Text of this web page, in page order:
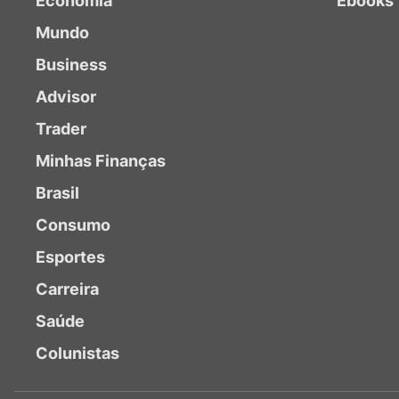
Mundo
Business
Advisor
Trader
Minhas Finanças
Brasil
Consumo
Esportes
Carreira
Saúde
Colunistas